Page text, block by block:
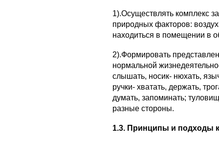
1).Осуществлять комплекс
природных факторов:
находиться в помещении в
2).Формировать
нормальной
слышать, носик- нюхать,
ручки- хватать, держать,
думать, запоминать;
разные стороны.
1.3. Принципы и